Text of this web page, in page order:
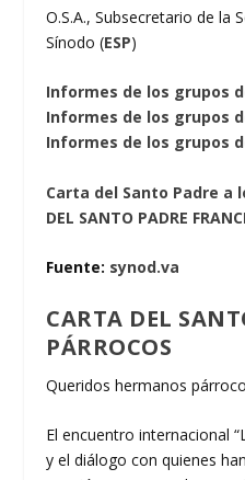
O.S.A., Subsecretario de la
Sínodo (ESP)
Informes de los grupos
Informes de los grupos
Informes de los grupos
Carta del Santo Padre a
DEL SANTO PADRE
Fuente: synod.va
CARTA DEL
PÁRROCOS
Queridos hermanos
El encuentro internacional
y el diálogo con quienes